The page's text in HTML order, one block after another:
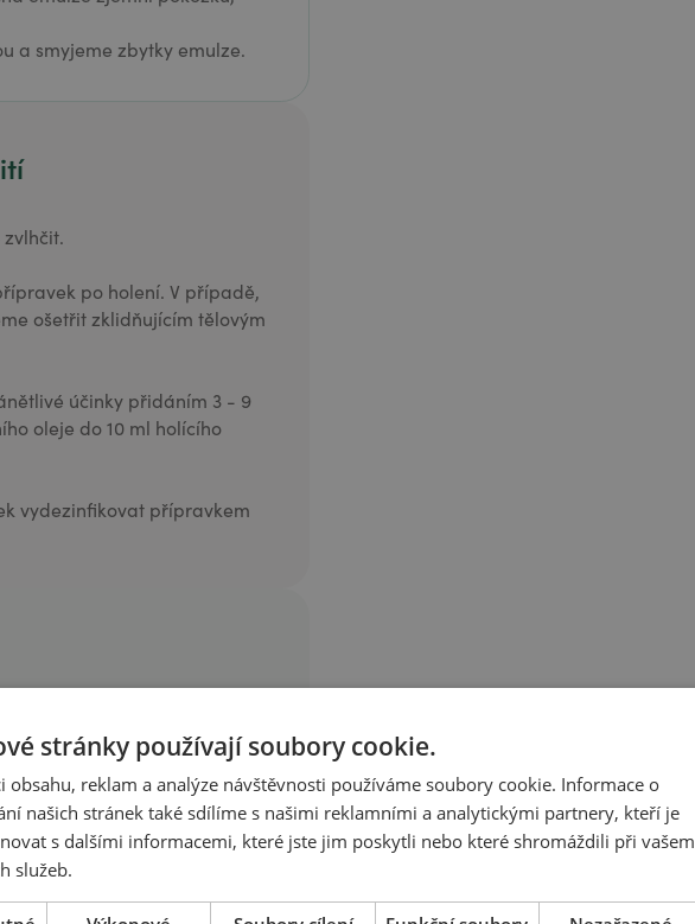
a smyjeme zbytky emulze.
po holení. V případě,
ošetřit zklidňujícím tělovým
účinky přidáním 3 - 9
oleje do 10 ml holícího
vydezinfikovat přípravkem
Oil (Sójový rostlinný olej),
(Rostlinný olej z vlašských
rostlinný olej), Triticum
Butyrospermum parkii
Oil (Mandlový rostlinný
olej), Lecithin
olej z amyrisu), Citrus
pomerančového listí),
stránky používají soubory cookie.
obsahu, reklam a analýze návštěvnosti používáme soubory cookie. Informace o
našich stránek také sdílíme s našimi reklamními a analytickými partnery, kteří je
s dalšími informacemi, které jste jim poskytli nebo které shromáždili při vašem
služeb.